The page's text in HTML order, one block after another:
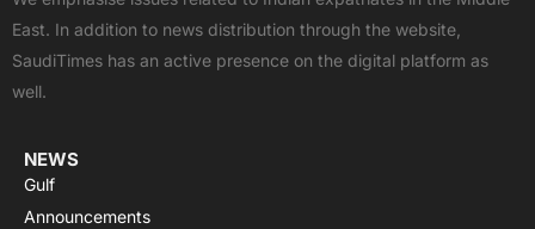
o
o
k
t
t
e
b
e
a
p
p
g
r
a
East. In addition to news distribution through the website,
SaudiTimes has an active presence on the digital platform as
well.
NEWS
Gulf
Announcements